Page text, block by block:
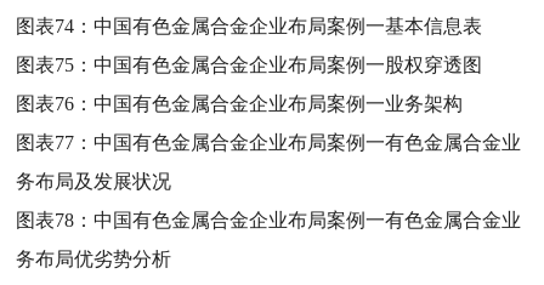
图表74：中国有色金属合金企业布局案例一基本信息表
图表75：中国有色金属合金企业布局案例一股权穿透图
图表76：中国有色金属合金企业布局案例一业务架构
图表77：中国有色金属合金企业布局案例一有色金属合金业
务布局及发展状况
图表78：中国有色金属合金企业布局案例一有色金属合金业
务布局优劣势分析